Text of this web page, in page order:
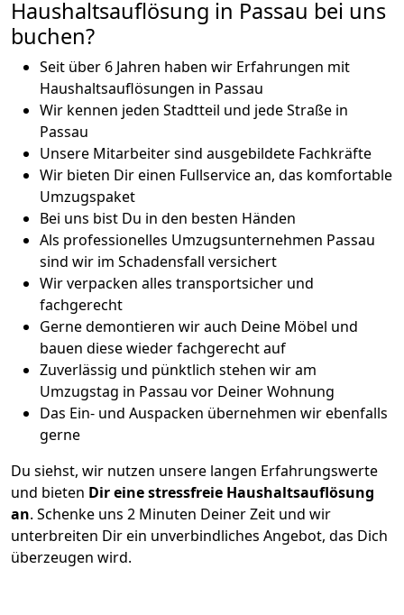
Haushaltsauflösung in Passau bei uns
buchen?
Seit über 6 Jahren haben wir Erfahrungen mit
Haushaltsauflösungen in Passau
Wir kennen jeden Stadtteil und jede Straße in
Passau
Unsere Mitarbeiter sind ausgebildete Fachkräfte
Wir bieten Dir einen Fullservice an, das komfortable
Umzugspaket
Bei uns bist Du in den besten Händen
Als professionelles Umzugsunternehmen Passau
sind wir im Schadensfall versichert
Wir verpacken alles transportsicher und
fachgerecht
Gerne demontieren wir auch Deine Möbel und
bauen diese wieder fachgerecht auf
Zuverlässig und pünktlich stehen wir am
Umzugstag in Passau vor Deiner Wohnung
Das Ein- und Auspacken übernehmen wir ebenfalls
gerne
Du siehst, wir nutzen unsere langen Erfahrungswerte
und bieten Dir eine stressfreie Haushaltsauflösung
an. Schenke uns 2 Minuten Deiner Zeit und wir
unterbreiten Dir ein unverbindliches Angebot, das Dich
überzeugen wird.